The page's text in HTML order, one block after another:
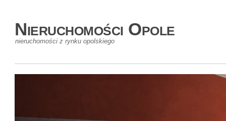
Nieruchomości Opole
nieruchomości z rynku opolskiego